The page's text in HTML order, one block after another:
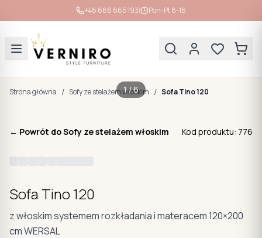
+48 666 665 193| Pon-Pt 8-16
Strona główna / Sofy ze stelażem włoskim / Sofa Tino 120
1/6
← Powrót doSofy ze stelażem włoskim Kod produktu: 776
Sofa Tino 120
z włoskim systemem rozkładania i materacem 120×200
cm WERSAL